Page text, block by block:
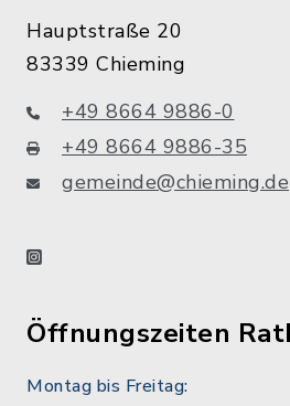
Hauptstraße 20
83339 Chieming
+49 8664 9886-0
+49 8664 9886-35
gemeinde@chieming.de
instagram
Öffnungszeiten
Montag bis Freitag: